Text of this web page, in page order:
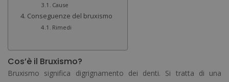
Cause
Conseguenze del bruxismo
Rimedi
Cos’è il Bruxismo?
Bruxismo significa digrignamento dei denti. Si tratta di una